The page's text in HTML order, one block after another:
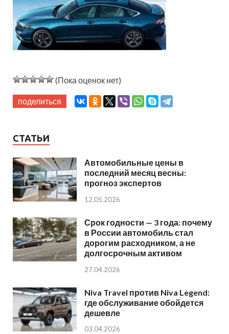
(Пока оценок нет)
поделиться
СТАТЬИ
Автомобильные цены в
последний месяц весны:
прогноз экспертов
12.05.2026
Срок годности — 3 года: почему
в России автомобиль стал
дорогим расходником, а не
долгосрочным активом
27.04.2026
Niva Travel против Niva Legend:
где обслуживание обойдется
дешевле
03.04.2026